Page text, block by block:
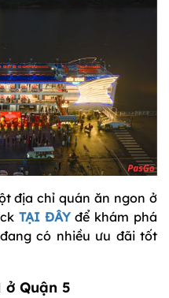
địa chỉ quán ăn ngon ở
TẠI ĐÂYđể khám phá
có nhiều ưu đãi tốt
ở Quận 5